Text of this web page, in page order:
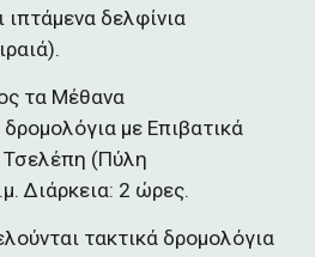
ιπτάμενα δελφίνια
τα Μέθανα
με Επιβατικά
Τσελέπη (Πύλη
Διάρκεια: 2 ώρες.
τακτικά δρομολόγια